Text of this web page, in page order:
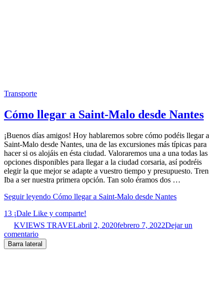
Transporte
Cómo llegar a Saint-Malo desde Nantes
¡Buenos días amigos! Hoy hablaremos sobre cómo podéis llegar a
Saint-Malo desde Nantes, una de las excursiones más típicas para
hacer si os alojáis en ésta ciudad. Valoraremos una a una todas las
opciones disponibles para llegar a la ciudad corsaria, así podréis
elegir la que mejor se adapte a vuestro tiempo y presupuesto. Tren
Iba a ser nuestra primera opción. Tan solo éramos dos …
Seguir leyendo Cómo llegar a Saint-Malo desde Nantes
13 ¡Dale Like y comparte!
KVIEWS TRAVELabril 2, 2020febrero 7, 2022Dejar un
comentario
Barra lateral